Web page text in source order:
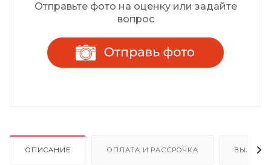
Отправьте фото на оценку или задайте
вопрос
ОПИСАНИЕ ОПЛАТА И РАССРОЧКА ВЫЗОВ